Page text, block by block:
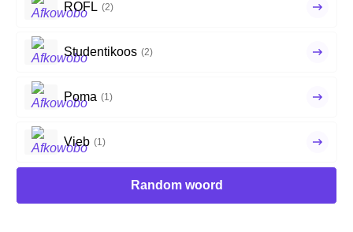
ROFL (2)
Studentikoos (2)
Poma (1)
Vieb (1)
Random woord